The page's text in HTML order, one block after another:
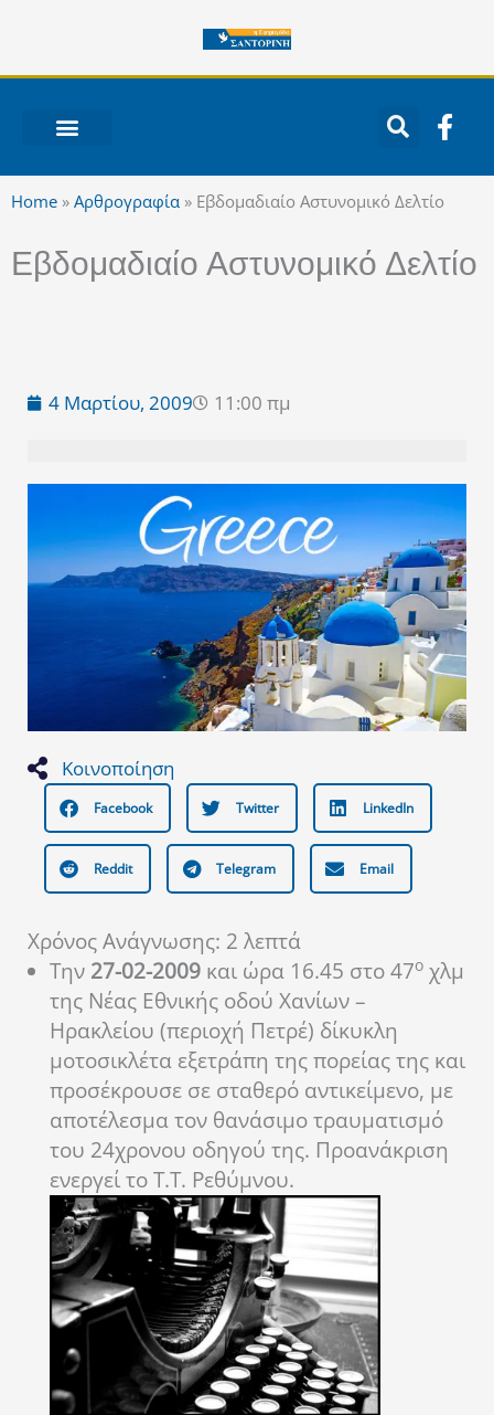
περιεχόμενο
F
a
o
o
Home » Αρθρογραφία » Εβδομαδιαίο Αστυνομικό Δελτίο
Εβδομαδιαίο Αστυνομικό Δελτίο
4 Μαρτίου, 2009 11:00 πμ
Κοινοποίηση
Facebook Twitter LinkedIn
Reddit Telegram Email
Χρόνος Ανάγνωσης: 2 λεπτά
Την 27-02-2009 και ώρα 16.45 στο 47ο χλμ
της Νέας Εθνικής οδού Χανίων –
Ηρακλείου (περιοχή Πετρέ) δίκυκλη
μοτοσικλέτα εξετράπη της πορείας της και
προσέκρουσε σε σταθερό αντικείμενο, με
αποτέλεσμα τον θανάσιμο τραυματισμό
του 24χρονου οδηγού της. Προανάκριση
ενεργεί το Τ.Τ. Ρεθύμνου.